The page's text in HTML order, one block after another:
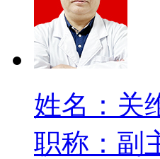
姓名：关
职称：副